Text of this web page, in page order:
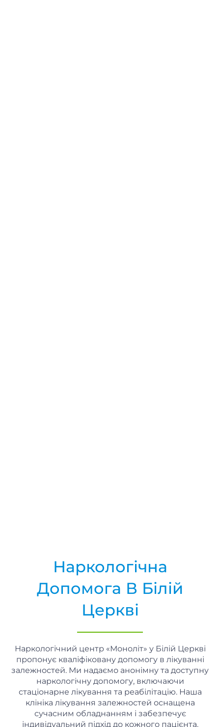
Наркологічна
Допомога В Білій
Церкві
Наркологічний центр «Моноліт» у Білій Церкві
пропонує кваліфіковану допомогу в лікуванні
залежностей. Ми надаємо анонімну та доступну
наркологічну допомогу, включаючи
стаціонарне лікування та реабілітацію. Наша
клініка лікування залежностей оснащена
сучасним обладнанням і забезпечує
індивідуальний підхід до кожного пацієнта.